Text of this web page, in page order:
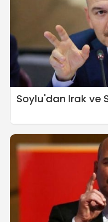
Soylu'dan Irak ve